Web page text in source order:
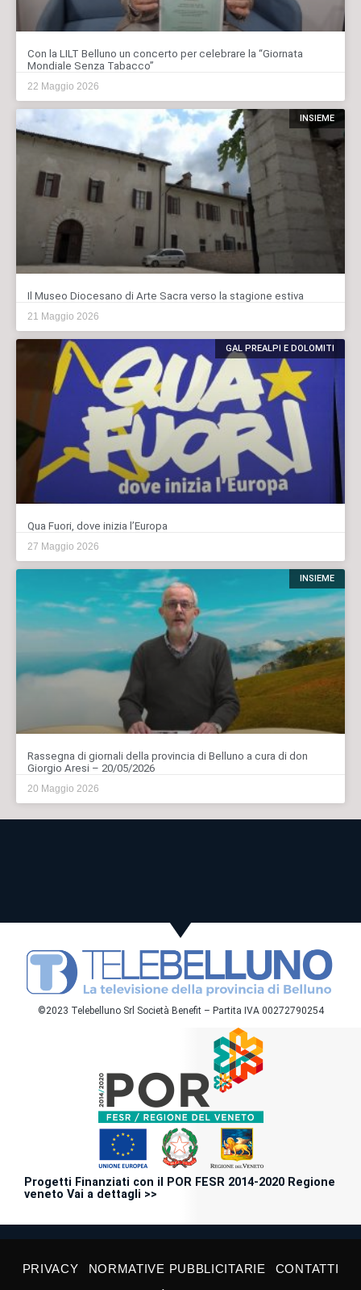
Con la LILT Belluno un concerto per celebrare la “Giornata
Mondiale Senza Tabacco”
22 Maggio 2026
INSIEME
Il Museo Diocesano di Arte Sacra verso la stagione estiva
21 Maggio 2026
GAL PREALPI E DOLOMITI
Qua Fuori, dove inizia l’Europa
27 Maggio 2026
INSIEME
Rassegna di giornali della provincia di Belluno a cura di don
Giorgio Aresi – 20/05/2026
20 Maggio 2026
©2023 Telebelluno Srl Società Benefit – Partita IVA 00272790254
Progetti Finanziati con il POR FESR 2014-2020 Regione
veneto Vai a dettagli >>
PRIVACY NORMATIVE PUBBLICITARIE
CONTATTI